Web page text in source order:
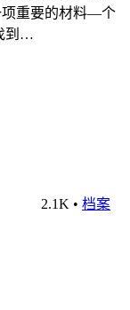
项重要的材料—个
到…
2.1K • 档案